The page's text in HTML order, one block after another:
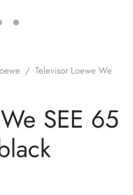
/ Televisor Loewe We
SEE 65